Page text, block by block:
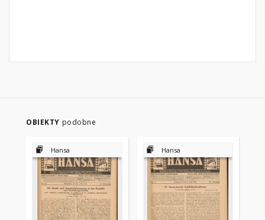
OBIEKTY podobne
Hansa Hansa